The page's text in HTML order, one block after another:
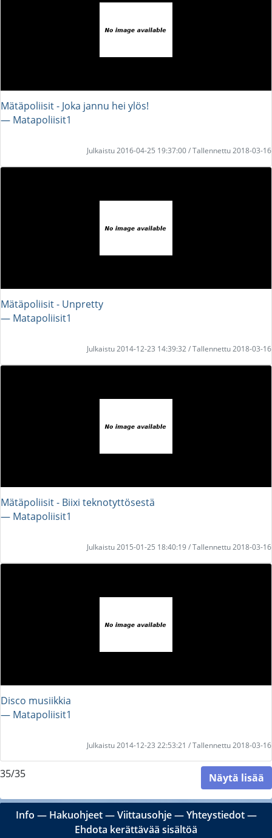
Mätäpoliisit - Joka jannu hei ylös!
― Matapoliisit1
Julkaistu 2016-04-25 19:37:00 / Tallennettu 2018-03-16
Mätäpoliisit - Unpretty
― Matapoliisit1
Julkaistu 2014-12-23 14:39:32 / Tallennettu 2018-03-16
Mätäpoliisit - Biixi teknotyttösestä
― Matapoliisit1
Julkaistu 2015-01-25 18:40:19 / Tallennettu 2018-03-16
Disco musiikkia
― Matapoliisit1
Julkaistu 2014-12-23 22:53:21 / Tallennettu 2018-03-16
35/35 Näytä lisää
Info ― Hakuohjeet―Viittausohje―Yhteystiedot―
Ehdota kerättävää sisältöä